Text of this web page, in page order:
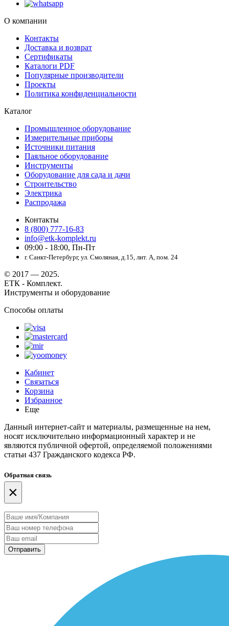
О компании
Контакты
Доставка и возврат
Сертификаты
Каталоги PDF
Популярные производители
Проекты
Политика конфиденциальности
Каталог
Промышленное оборудование
Измерительные приборы
Источники питания
Паяльное оборудование
Инструменты
Оборудование для сада и дачи
Строительство
Электрика
Распродажа
Контакты
8 (800) 777-16-83
info@etk-komplekt.ru
09:00 - 18:00, Пн-Пт
г. Санкт-Петербург, ул. Смоляная, д.15, лит. А, пом. 24
© 2017 — 2025.
ЕТК - Комплект.
Инструменты и оборудование
Способы оплаты
Кабинет
Связаться
Корзина
Избранное
Еще
Данный интернет-сайт и материалы, размещенные на нем,
носят исключительно информационный характер и не
являются публичной офертой, определяемой положениями
статьи 437 Гражданского кодекса РФ.
Обратная связь
×
Отправить